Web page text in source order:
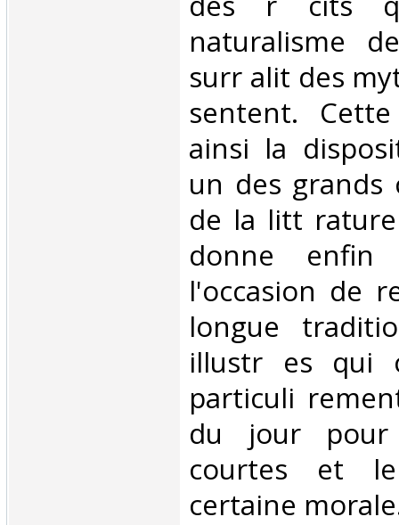
naturalisme
surr alit des
sentent.
ainsi la
un des grands
de la litt
donne enfin
l'occasion de
longue
illustr es qui
particuli
du jour pour
courtes et
certaine